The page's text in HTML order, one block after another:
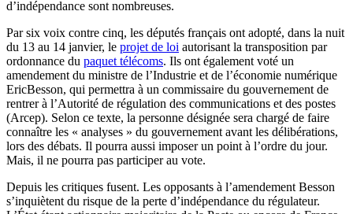
d’indépendance sont nombreuses.
Par six voix contre cinq, les députés français ont adopté, dans la nuit
du 13 au 14 janvier, le projet de loi autorisant la transposition par
ordonnance du paquet télécoms. Ils ont également voté un
amendement du ministre de l’Industrie et de l’économie numérique
EricBesson, qui permettra à un commissaire du gouvernement de
rentrer à l’Autorité de régulation des communications et des postes
(Arcep). Selon ce texte, la personne désignée sera chargé de faire
connaître les « analyses » du gouvernement avant les délibérations,
lors des débats. Il pourra aussi imposer un point à l’ordre du jour.
Mais, il ne pourra pas participer au vote.
Depuis les critiques fusent. Les opposants à l’amendement Besson
s’inquiètent du risque de la perte d’indépendance du régulateur.